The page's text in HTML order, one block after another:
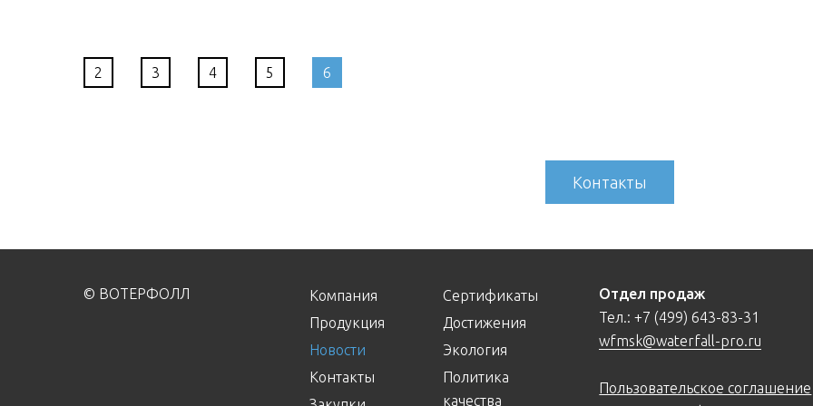
2 3 4 5 6
Контакты
© ВОТЕРФОЛЛ
Компания
Продукция
Новости
Контакты
Сертификаты
Достижения
Экология
Политика
качества
Отдел продаж
Тел.:+7 (499) 643-83-31
wfmsk@waterfall-pro.ru
Пользовательское соглашение